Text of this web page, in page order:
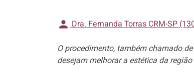
Dra. Fernanda Torras CRM-SP
O procedimento, também chamado
desejam melhorar a estética da